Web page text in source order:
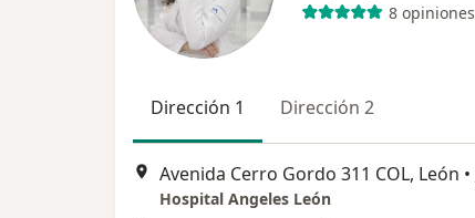
8 opiniones
Dirección 1 Dirección 2
Avenida Cerro Gordo 311 COL, León •
Hospital Angeles León